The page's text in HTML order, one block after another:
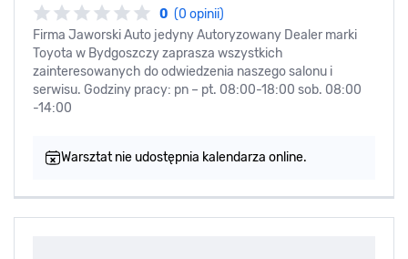
0 (0 opinii)
Firma Jaworski Auto jedyny Autoryzowany Dealer marki
Toyota w Bydgoszczy zaprasza wszystkich
zainteresowanych do odwiedzenia naszego salonu i
serwisu. Godziny pracy: pn – pt. 08:00-18:00 sob. 08:00
-14:00
Warsztat nie udostępnia kalendarza online.